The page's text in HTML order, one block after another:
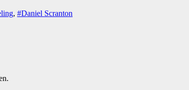
, #Daniel Scranton